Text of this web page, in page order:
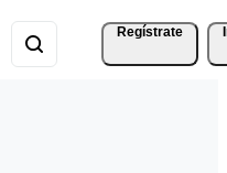
Regístrate